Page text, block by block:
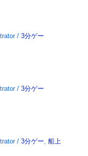
/3分ゲー
/3分ゲー
/3分ゲー ,船上